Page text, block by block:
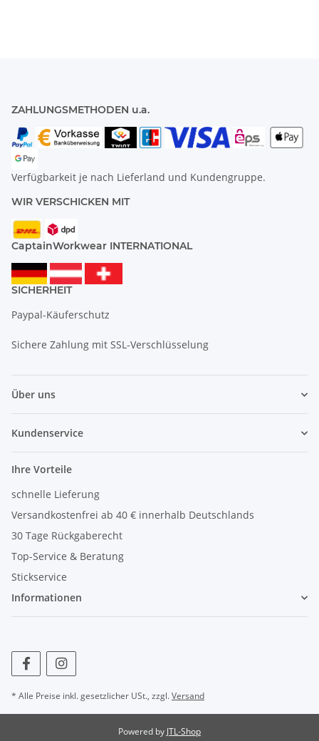
ZAHLUNGSMETHODEN u.a.
Verfügbarkeit je nach Lieferland und Kundengruppe.
WIR VERSCHICKEN MIT
CaptainWorkwear INTERNATIONAL
SICHERHEIT
Paypal-Käuferschutz
Sichere Zahlung mit SSL-Verschlüsselung
Über uns
Kundenservice
Ihre Vorteile
schnelle Lieferung
Versandkostenfrei ab 40 € innerhalb Deutschlands
30 Tage Rückgaberecht
Top-Service & Beratung
Stickservice
Informationen
* Alle Preise inkl. gesetzlicher USt., zzgl.Versand
Powered by JTL-Shop